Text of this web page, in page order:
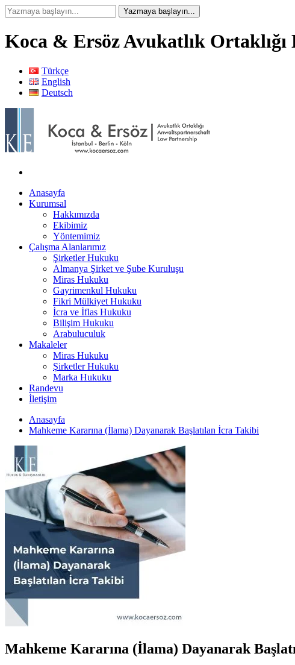
Koca & Ersöz Avukatlık
Türkçe
English
Deutsch
Anasayfa
Kurumsal
Hakkımızda
Ekibimiz
Yöntemimiz
Çalışma Alanlarımız
Şirketler Hukuku
Almanya Şirket ve Şube Kuruluşu
Miras Hukuku
Gayrimenkul Hukuku
Fikri Mülkiyet Hukuku
İcra ve İflas Hukuku
Bilişim Hukuku
Arabuluculuk
Makaleler
Miras Hukuku
Şirketler Hukuku
Marka Hukuku
Randevu
İletişim
Anasayfa
Mahkeme Kararına (İlama) Dayanarak Başlatılan İcra Takibi
Mahkeme Kararına (İlama) Dayanarak